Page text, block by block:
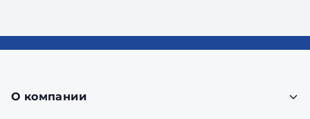
О компании